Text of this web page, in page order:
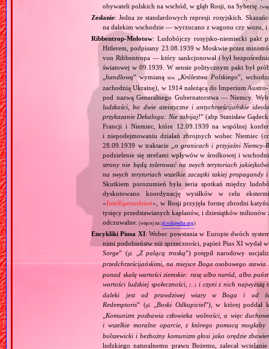
obywateli polskich na wschód, w głąb Rosji, na Syberię.
Zesłanie: Jedna ze standardowych represji rosyjskich.
na dalekim wschodzie — wyrzucano z wagonu czy wozu,
Ribbentrop‐Mołotow: Ludobójczy rosyjsko‐niemiecki pakt
Hitlerem, podpisany 23.08.1939 w Moskwie przez
von Ribbentropa — który sankcjonował i był
światowej w 09.1939. W sensie politycznym pakt był
„handlową” wymianą tzw. Królestwa Polskiego”,
zachodnią Ukrainę), w 1914 należącą do Imperium
pod nazwą Generalnego Gubernatorstwa — Niemcy.
ludzkości, bo dwie ateistyczne i antychrześcijańskie
przykazanie Dekalogu: Nie zabijaj!” (abp Stanisław
Francji i Niemiec, które 12.09.1939 na wspólnej
i niepodejmowaniu działań zbrojnych wobec Niemiec
28.09.1939 w traktacie „ o granicach i przyjaźni
podzielenie się strefami wpływów w środkowej i
strony nie będą tolerować na swych terytoriach
na swych terytoriach wszelkie zaczątki takiej
Skutkiem porozumień była seria spotkań między
dyskutowano koordynację wysiłków w celu
«Intelligenzaktion», w Rosji przyjęła formę zbrodni
tysięcy przedstawianych kapłanów, i dziesiątków
odczuwalne. (więcej na:pl.wikipedia.org)
Encykliki Piusa XI: Wobec powstania w Europie dwóch
nimi podobieństw niż sprzeczności, papież Pius XI
Sorge” (pl. Z palącą troską”) potępił narodowy
przedchrześcijańskimi, na miejsce Boga osobowego
ponad skalę wartości ziemskie: rasę albo naród, albo
wartości ludzkiej społeczności,[…] i czyni z nich najwyższą
daleki jest od prawdziwej wiary w Boga i od
Redemptoris” (pl. Boski Odkupiciel”), w której poddał
Komunizm pozbawia człowieka wolności, a więc
i wszelkie moralne oparcie, z którego pomocą
bolszewicki i bezbożny komunizm głosi jako orędzie
ludzkiego naturalnemu prawu Bożemu, zalecał